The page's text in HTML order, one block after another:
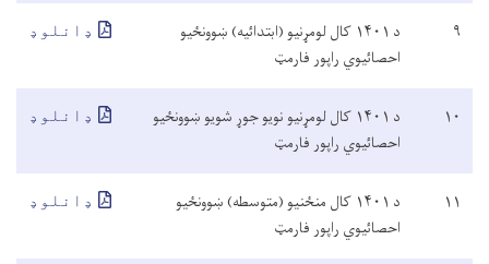
۹
د ۱۴۰۱ کال لومړنيو (ابتدائیه) ښوونځیو
احصائیوي راپور فارمټ
ډانلوډ
۱۰
د ۱۴۰۱ کال لومړنیو نویو جوړ شویو ښوونځیو
احصائیوي راپور فارمټ
ډانلوډ
۱۱
د ۱۴۰۱ کال منځنیو (متوسطه) ښوونځیو
احصائیوي راپور فارمټ
ډانلوډ